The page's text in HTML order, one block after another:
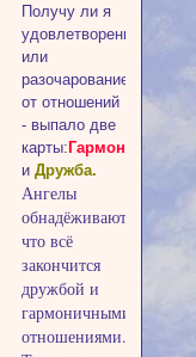
Получу ли я
удовлетворение,
или
разочарование
от отношений
- выпало две
карты:Гармония
и Дружба.
Ангелы
обнадёживают,
что всё
закончится
дружбой и
гармоничными
отношениями.